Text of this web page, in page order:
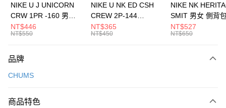
元大商業銀行
台灣樂天信用卡公司
全盈+PAY
AFTEE先享後付
【關於「AFTEE先享後付」】
便利好安心！
３．安心：先確認商品／服務後，再付款。
運送方式
每筆NT$100，滿NT$1,500(含以上)免運費
NIKE U J UNICORN
CRW 1PR -160 男女
中統襪 FZ3393100
NT$446
NT$550
NIKE U NK ED CSH
CREW 2P-144
EMBRDY 男女 短統襪
FZ3073133
NT$365
NT$450
NIKE NK
SMIT 男女 側背
BA5871010
NT$527
NT$650
品牌
CHUMS
商品特色